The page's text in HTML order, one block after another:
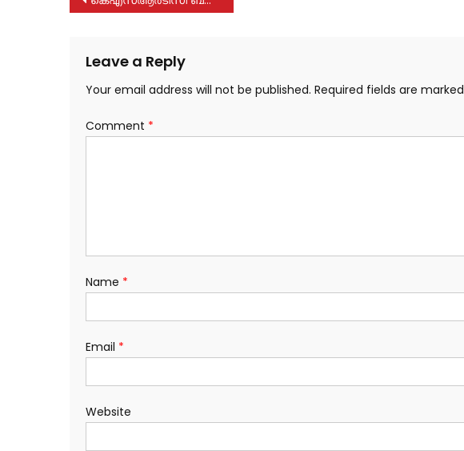
Leave a Reply
Your email address will not be published. Required fields are marked
Comment *
Name *
Email *
Website